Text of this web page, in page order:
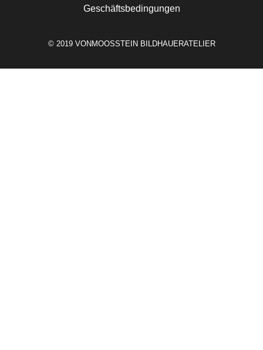
Geschäftsbedingungen
© 2019 VONMOOSSTEIN BILDHAUERATELIER